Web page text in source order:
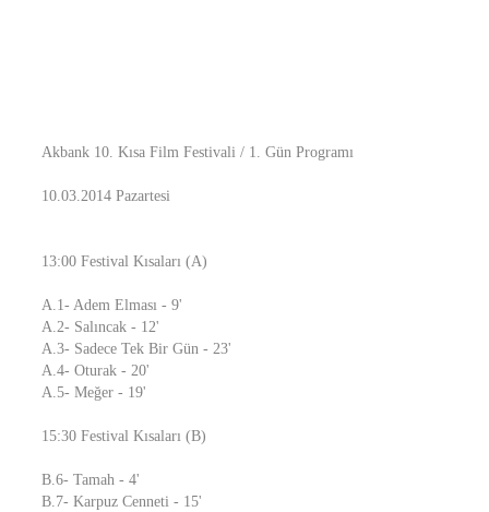
Akbank 10. Kısa Film Festivali / 1. Gün Programı
10.03.2014 Pazartesi
13:00 Festival Kısaları (A)
A.1- Adem Elması - 9'
A.2- Salıncak - 12'
A.3- Sadece Tek Bir Gün - 23'
A.4- Oturak - 20'
A.5- Meğer - 19'
15:30 Festival Kısaları (B)
B.6- Tamah - 4'
B.7- Karpuz Cenneti - 15'